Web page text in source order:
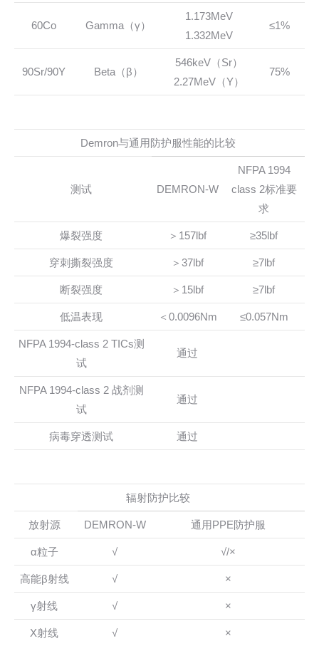
60Co Gamma（γ）
1.173MeV
1.332MeV
≤1%
90Sr/90Y Beta（β）
546keV（Sr）
2.27MeV（Y）
75%
Demron与通用防护服性能的比较
测试 DEMRON-W
NFPA 1994
class 2标准要
求
爆裂强度 ＞157lbf ≥35lbf
穿刺撕裂强度 ＞37lbf ≥7lbf
断裂强度 ＞15lbf ≥7lbf
低温表现 ＜0.0096Nm ≤0.057Nm
NFPA 1994-class 2 TICs测
试
通过
NFPA 1994-class 2 战剂测
试
通过
病毒穿透测试 通过
辐射防护比较
放射源 DEMRON-W 通用PPE防护服
α粒子 √ √/×
高能β射线 √ ×
γ射线 √ ×
X射线 √ ×